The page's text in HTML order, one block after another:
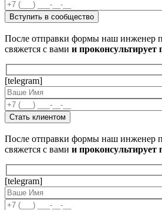
После отправки формы наш инженер
свяжется с вами и проконсультирует
[telegram]
После отправки формы наш инженер
свяжется с вами и проконсультирует
[telegram]